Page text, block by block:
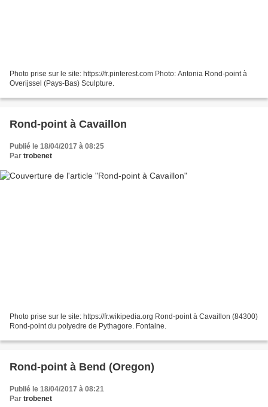
Photo prise sur le site: https://fr.pinterest.com Photo: Antonia Rond-point à
Overijssel (Pays-Bas) Sculpture.
Rond-point à Cavaillon
Publié le 18/04/2017 à 08:25
Par trobenet
Photo prise sur le site: https://fr.wikipedia.org Rond-point à Cavaillon (84300)
Rond-point du polyedre de Pythagore. Fontaine.
Rond-point à Bend (Oregon)
Publié le 18/04/2017 à 08:21
Par trobenet